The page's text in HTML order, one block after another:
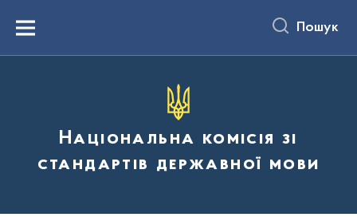
вмістуMenu Пошук
Національна комісія зі
стандартів державної мови